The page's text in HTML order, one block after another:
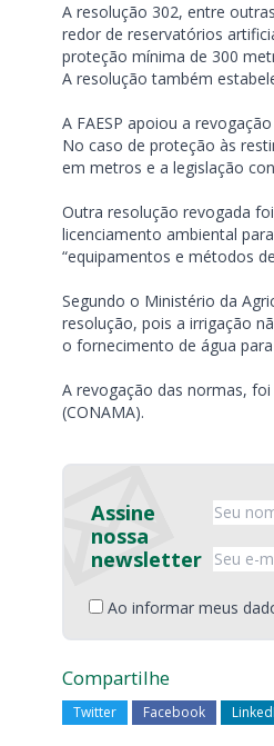
A resolução 302, entre
redor de reservatórios
proteção mínima de 300
A resolução também
A FAESP apoiou a
No caso de proteção às
em metros e a legislação
Outra resolução revogada
licenciamento ambiental
“equipamentos e métodos
Segundo o Ministério da
resolução, pois a irrigação
o fornecimento de água
A revogação das normas,
(CONAMA).
Assine
nossa
newsletter
Ao informar meus
Compartilhe
Twitter Facebook